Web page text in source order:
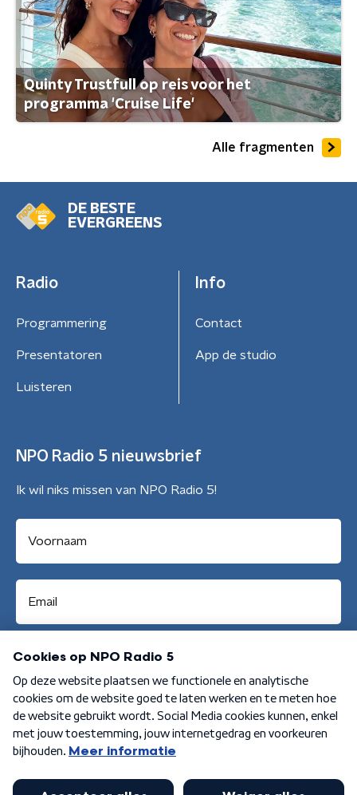
Quinty Trustfull op reis voor het
programma 'Cruise Life'
Alle fragmenten
DE BESTE
EVERGREENS
Radio
Programmering
Presentatoren
Luisteren
Info
Contact
App de studio
NPO Radio 5 nieuwsbrief
Ik wil niks missen van NPO Radio 5!
Aanmelden
Algemene voorwaarden